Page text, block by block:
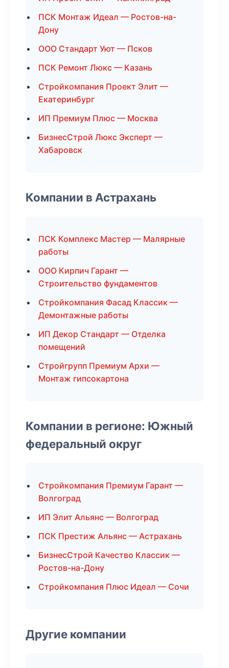
ПСК Монтаж Идеал — Ростов-на-
Дону
ООО Стандарт Уют — Псков
ПСК Ремонт Люкс — Казань
Стройкомпания Проект Элит —
Екатеринбург
ИП Премиум Плюс — Москва
БизнесСтрой Люкс Эксперт —
Хабаровск
Компании в Астрахань
ПСК Комплекс Мастер — Малярные
работы
ООО Кирпич Гарант —
Строительство фундаментов
Стройкомпания Фасад Классик —
Демонтажные работы
ИП Декор Стандарт — Отделка
помещений
Стройгрупп Премиум Архи —
Монтаж гипсокартона
Компании в регионе: Южный
федеральный округ
Стройкомпания Премиум Гарант —
Волгоград
ИП Элит Альянс — Волгоград
ПСК Престиж Альянс — Астрахань
БизнесСтрой Качество Классик —
Ростов-на-Дону
Стройкомпания Плюс Идеал — Сочи
Другие компании